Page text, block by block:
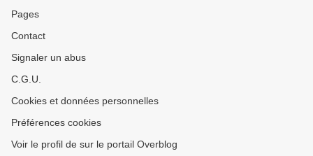
Pages
Contact
Signaler un abus
C.G.U.
Cookies et données personnelles
Préférences cookies
Voir le profil de sur le portail Overblog